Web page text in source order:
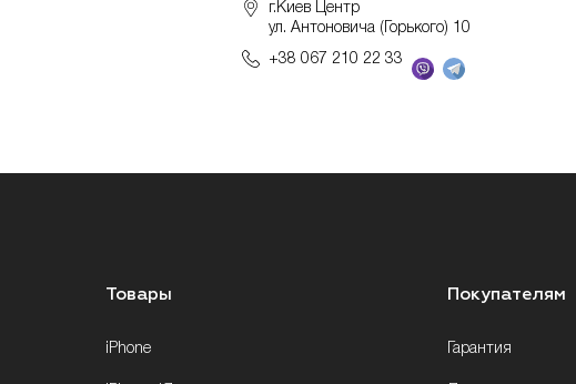
г.Киев Центр
ул. Антоновича (Горького) 10
+38 067 210 22 33
Товары
iPhone
Покупателям
Гарантия